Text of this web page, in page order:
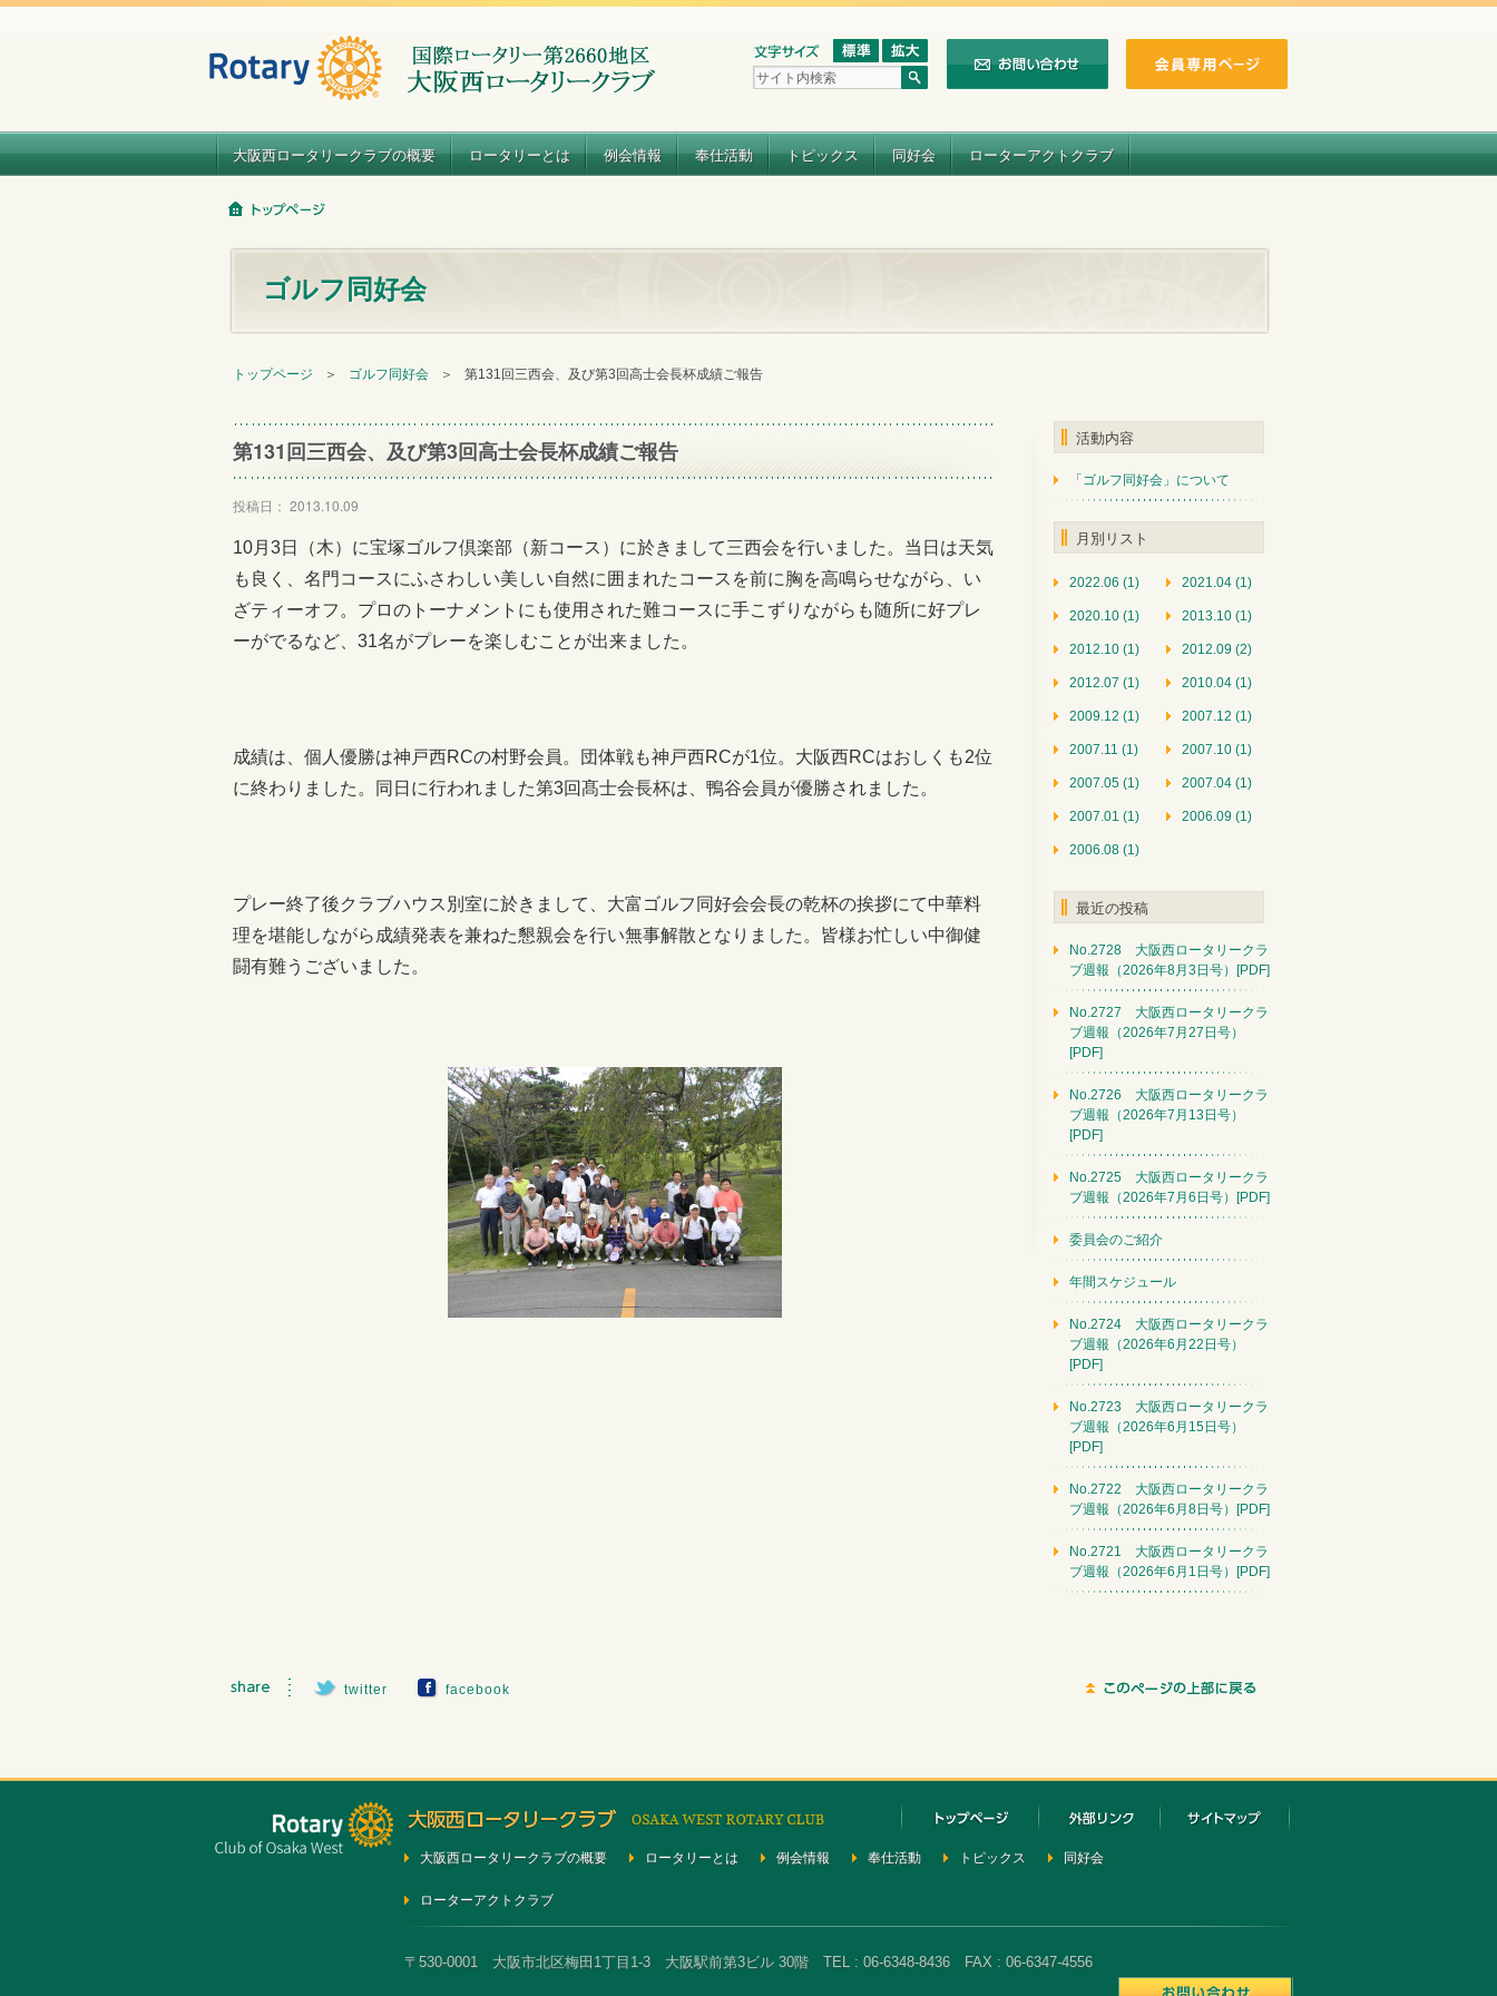
大阪西ロータリークラブの概要 ロータリーとは 例会情報 奉仕活動 トピックス 同好会 ローターアクトクラブ
ゴルフ同好会
トップページ ＞ ゴルフ同好会 ＞ 第131回三西会、及び第3回高士会長杯成績ご報告
第131回三西会、及び第3回高士会長杯成績ご報告
投稿日： 2013.10.09
10月3日（木）に宝塚ゴルフ倶楽部（新コース）に於きまして三西会を行いました。当日は天気
も良く、名門コースにふさわしい美しい自然に囲まれたコースを前に胸を高鳴らせながら、い
ざティーオフ。プロのトーナメントにも使用された難コースに手こずりながらも随所に好プレ
ーがでるなど、31名がプレーを楽しむことが出来ました。
成績は、個人優勝は神戸西RCの村野会員。団体戦も神戸西RCが1位。大阪西RCはおしくも2位
に終わりました。同日に行われました第3回髙士会長杯は、鴨谷会員が優勝されました。
プレー終了後クラブハウス別室に於きまして、大富ゴルフ同好会会長の乾杯の挨拶にて中華料
理を堪能しながら成績発表を兼ねた懇親会を行い無事解散となりました。皆様お忙しい中御健
闘有難うございました。
活動内容
「ゴルフ同好会」について
月別リスト
2022.06 (1) 2021.04 (1)
2020.10 (1) 2013.10 (1)
2012.10 (1) 2012.09 (2)
2012.07 (1) 2010.04 (1)
2009.12 (1) 2007.12 (1)
2007.11 (1) 2007.10 (1)
2007.05 (1) 2007.04 (1)
2007.01 (1) 2006.09 (1)
2006.08 (1)
最近の投稿
No.2728 大阪西ロータリークラ
ブ週報（2026年8月3日号）[PDF]
No.2727 大阪西ロータリークラ
ブ週報（2026年7月27日号）
[PDF]
No.2726 大阪西ロータリークラ
ブ週報（2026年7月13日号）
[PDF]
No.2725 大阪西ロータリークラ
ブ週報（2026年7月6日号）[PDF]
委員会のご紹介
年間スケジュール
No.2724 大阪西ロータリークラ
ブ週報（2026年6月22日号）
[PDF]
No.2723 大阪西ロータリークラ
ブ週報（2026年6月15日号）
[PDF]
No.2722 大阪西ロータリークラ
ブ週報（2026年6月8日号）[PDF]
No.2721 大阪西ロータリークラ
ブ週報（2026年6月1日号）[PDF]
twitter facebook
大阪西ロータリークラブの概要 ロータリーとは 例会情報 奉仕活動 トピックス 同好会
ローターアクトクラブ
〒530-0001 大阪市北区梅田1丁目1-3 大阪駅前第3ビル 30階 TEL : 06-6348-8436 FAX : 06-6347-4556